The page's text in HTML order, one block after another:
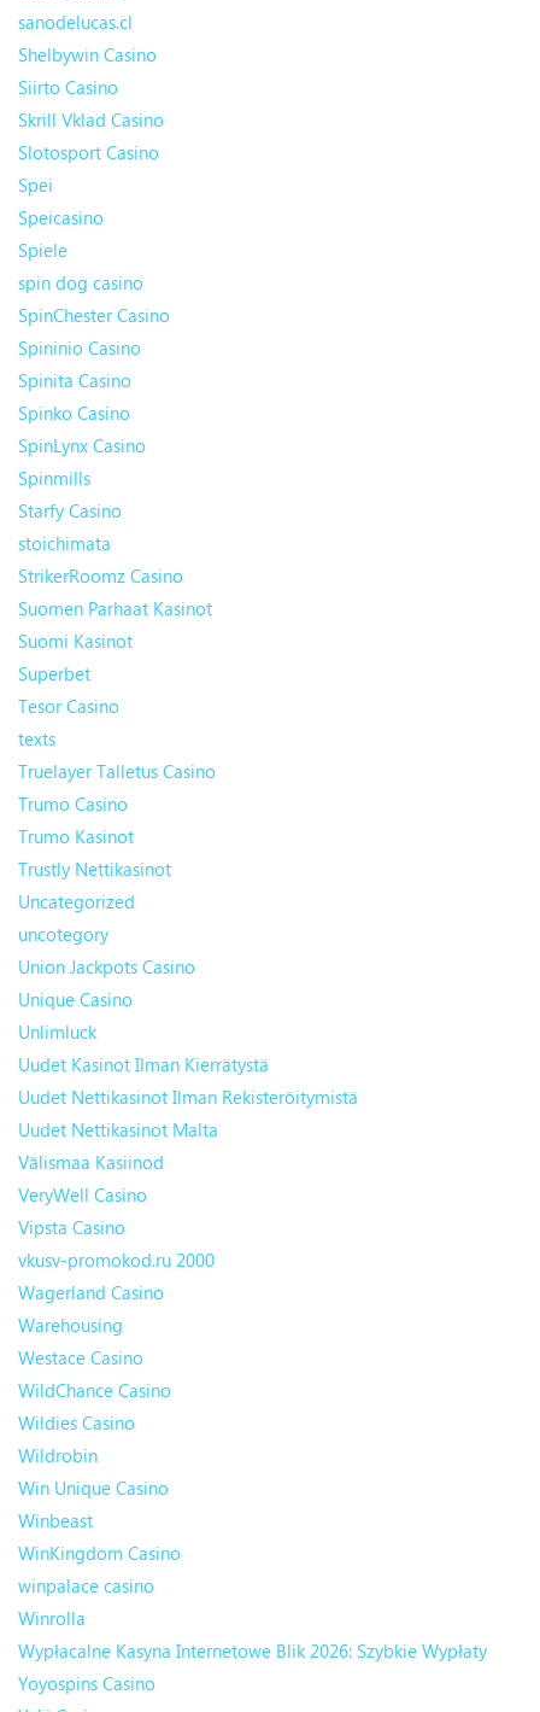
sanodelucas.cl
Shelbywin Casino
Siirto Casino
Skrill Vklad Casino
Slotosport Casino
Spei
Speicasino
Spiele
spin dog casino
SpinChester Casino
Spininio Casino
Spinita Casino
Spinko Casino
SpinLynx Casino
Spinmills
Starfy Casino
stoichimata
StrikerRoomz Casino
Suomen Parhaat Kasinot
Suomi Kasinot
Superbet
Tesor Casino
texts
Truelayer Talletus Casino
Trumo Casino
Trumo Kasinot
Trustly Nettikasinot
Uncategorized
uncotegory
Union Jackpots Casino
Unique Casino
Unlimluck
Uudet Kasinot Ilman Kierrätystä
Uudet Nettikasinot Ilman Rekisteröitymistä
Uudet Nettikasinot Malta
Välismaa Kasiinod
VeryWell Casino
Vipsta Casino
vkusv-promokod.ru 2000
Wagerland Casino
Warehousing
Westace Casino
WildChance Casino
Wildies Casino
Wildrobin
Win Unique Casino
Winbeast
WinKingdom Casino
winpalace casino
Winrolla
Wypłacalne Kasyna Internetowe Blik 2026: Szybkie Wypłaty
Yoyospins Casino